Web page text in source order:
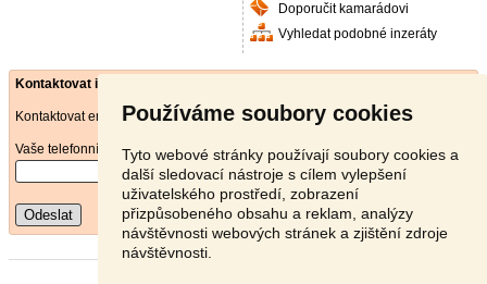
Používáme soubory cookies
Tyto webové stránky používají soubory cookies a
další sledovací nástroje s cílem vylepšení
uživatelského prostředí, zobrazení
přizpůsobeného obsahu a reklam, analýzy
návštěvnosti webových stránek a zjištění zdroje
návštěvnosti.
Doporučit kamarádovi
Vyhledat podobné inzeráty
Kontaktovat inzerenta emailem
Kontaktovat emailem může pouze ověřený uživatel.
Vaše telefonní číslo *
Odeslat